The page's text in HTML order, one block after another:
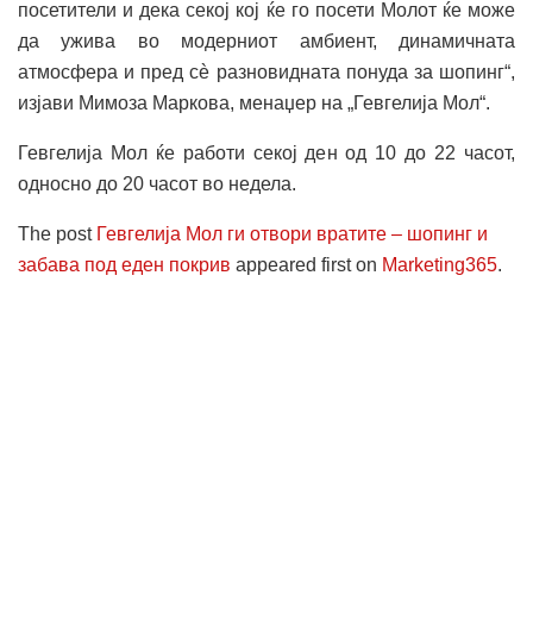
посетители и дека секој кој ќе го посети Молот ќе може
да ужива во модерниот амбиент, динамичната
атмосфера и пред сè разновидната понуда за шопинг“,
изјави Мимоза Маркова, менаџер на „Гевгелија Мол“.
Гевгелија Мол ќе работи секој ден од 10 до 22 часот,
односно до 20 часот во недела.
The post Гевгелија Мол ги отвори вратите – шопинг и
забава под еден покрив appeared first on Marketing365.